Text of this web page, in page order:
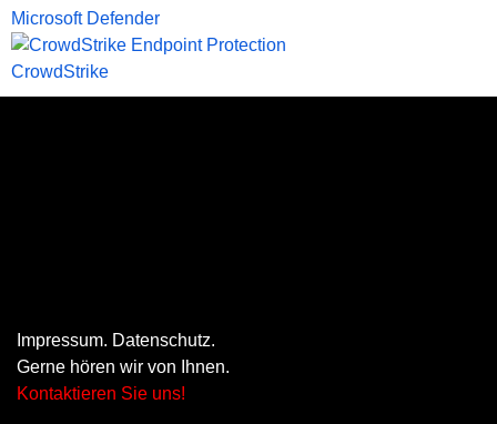
Microsoft Defender
CrowdStrike
Impressum. Datenschutz.
Gerne hören wir von Ihnen.
Kontaktieren Sie uns!